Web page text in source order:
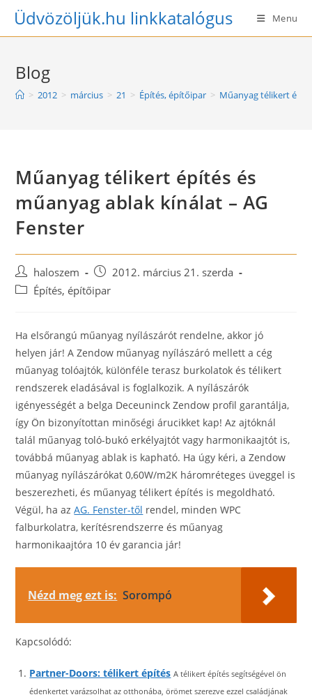
SkipÜdvözöljük.hu linkkatalógus Menu
Blog
> 2012 > március > 21 > Építés, építőipar > Műanyag télikert
Műanyag télikert építés és
műanyag ablak kínálat – AG
Fenster
Post
author:
haloszem
Post
published:
2012. március 21. szerda
PostÉpítés, építőipar
Ha elsőrangú műanyag nyílászárót rendelne, akkor jó
helyen jár! A Zendow műanyag nyílászáró mellett a cég
műanyag tolóajtók, különféle terasz burkolatok és télikert
rendszerek eladásával is foglalkozik. A nyílászárók
igényességét a belga Deceuninck Zendow profil garantálja,
így Ön bizonyítottan minőségi árucikket kap! Az ajtóknál
talál műanyag toló-bukó erkélyajtót vagy harmonikaajtót is,
továbbá műanyag ablak is kapható. Ha úgy kéri, a Zendow
műanyag nyílászárókat 0,60W/m2K háromréteges üveggel is
beszerezheti, és műanyag télikert építés is megoldható.
Végül, ha azAG. Fenster-től rendel, minden WPC
falburkolatra, kerítésrendszerre és műanyag
harmonikaajtóra 10 év garancia jár!
Nézd meg ezt is: Sorompó
Kapcsolódó:
Partner-Doors: télikert építés A télikert építés segítségével ön
édenkertet varázsolhat az otthonába, örömet szerezve ezzel családjának